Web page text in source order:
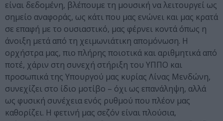
είναι δεδομένη, βλέπουμε τη μουσική να λειτουργεί ως
σημείο αναφοράς, ως κάτι που μας ενώνει και μας κρατά
σε επαφή με το ουσιαστικό, μας φέρνει κοντά όπως η
άνοιξη μετά από τη χειμωνιάτικη απομόνωση. Η
ορχήστρα μας, πιο πλήρης ποιοτικά και αριθμητικά από
ποτέ, χάριν στη συνεχή στήριξη του ΥΠΠΟ και
προσωπικά της Υπουργού μας κυρίας Λίνας Μενδώνη,
συνεχίζει στο ίδιο μοτίβο – όχι ως επανάληψη, αλλά
ως φυσική συνέχεια ενός ρυθμού που πλέον μας
καθορίζει. Η φετινή μας σεζόν είναι πλούσια,